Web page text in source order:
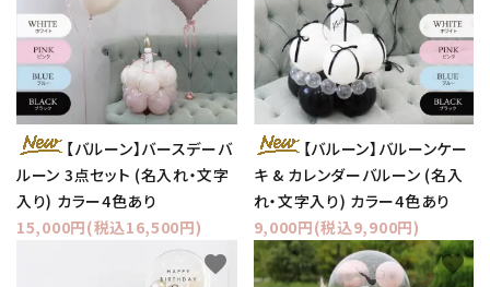
【バルーン】バースデーバ
ルーン 3点セット (名入れ・文字
入り) カラー4色あり
15,000円(税込16,500円)
【バルーン】バルーンケー
キ & カレンダーバルーン (名入
れ・文字入り) カラー4色あり
9,000円(税込9,900円)
favorite favorite